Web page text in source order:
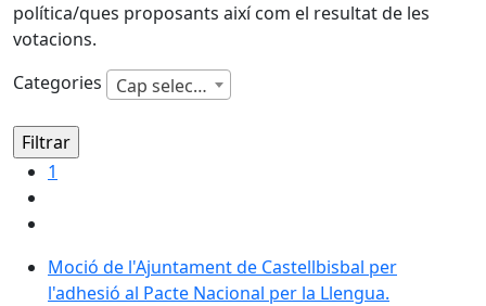
política/ques proposants així com el resultat de les
votacions.
Categories
Cap selecció
1
Moció de l'Ajuntament de Castellbisbal per
l'adhesió al Pacte Nacional per la Llengua.